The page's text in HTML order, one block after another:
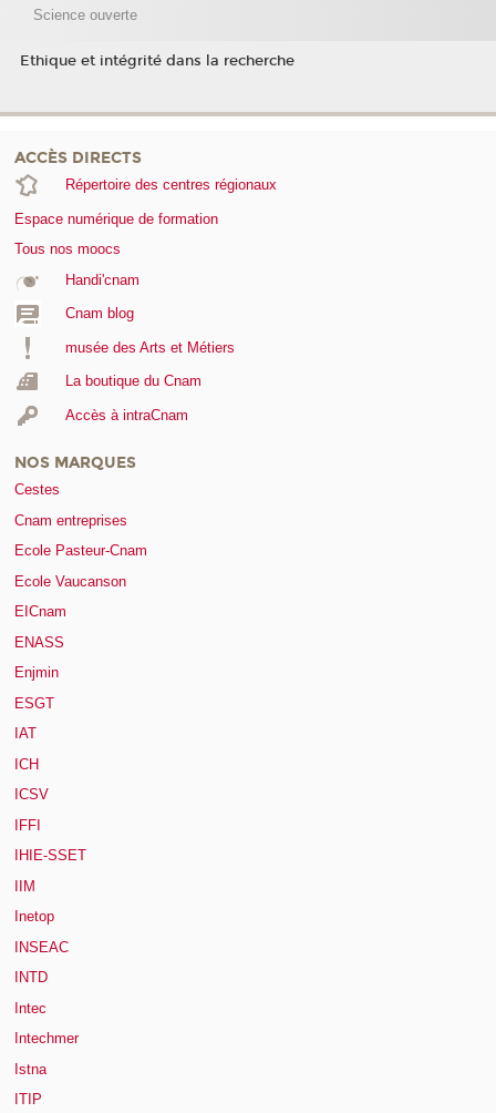
Science ouverte
Ethique et intégrité dans la recherche
ACCÈS DIRECTS
Répertoire des centres régionaux
Espace numérique de formation
Tous nos moocs
Handi'cnam
Cnam blog
musée des Arts et Métiers
La boutique du Cnam
Accès à intraCnam
NOS MARQUES
Cestes
Cnam entreprises
Ecole Pasteur-Cnam
Ecole Vaucanson
EICnam
ENASS
Enjmin
ESGT
IAT
ICH
ICSV
IFFI
IHIE-SSET
IIM
Inetop
INSEAC
INTD
Intec
Intechmer
Istna
ITIP